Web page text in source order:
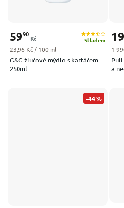
G&G žlučové mýdlo s kartáčem
250ml
Skladem
5990
Kč
Měrná cena:
23,96 Kč / 100 ml
Puli
a
19
1
–44 %